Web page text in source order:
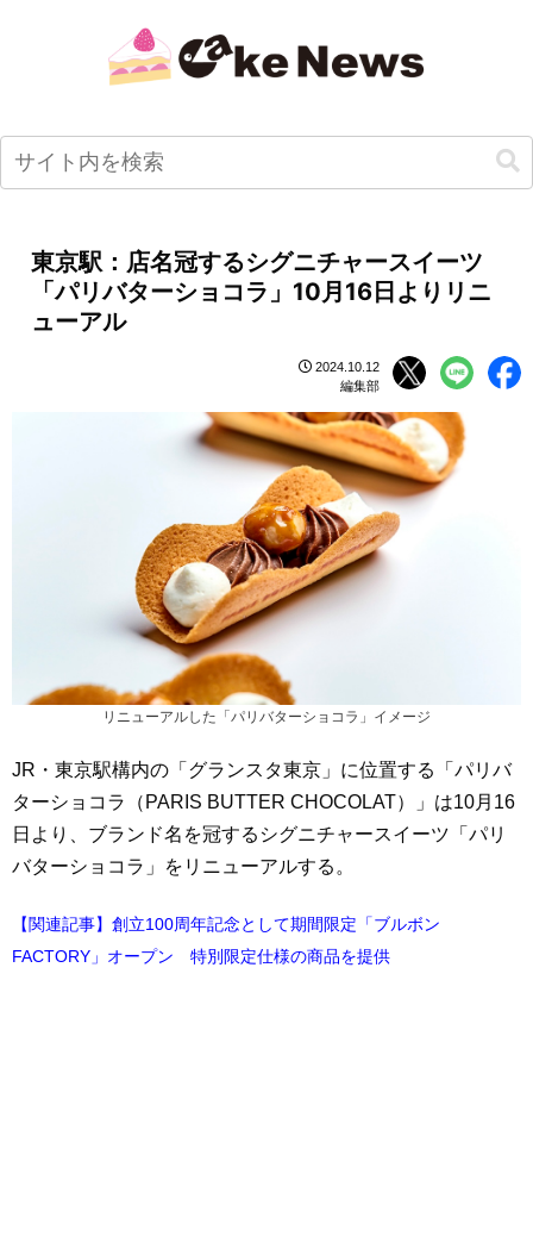
東京駅：店名冠するシグニチャースイーツ
「パリバターショコラ」10月16日よりリニ
ューアル
2024.10.12
編集部
リニューアルした「パリバターショコラ」イメージ
JR・東京駅構内の「グランスタ東京」に位置する「パリバ
ターショコラ（PARIS BUTTER CHOCOLAT）」は10月16
日より、ブランド名を冠するシグニチャースイーツ「パリ
バターショコラ」をリニューアルする。
【関連記事】創立100周年記念として期間限定「ブルボン
FACTORY」オープン 特別限定仕様の商品を提供